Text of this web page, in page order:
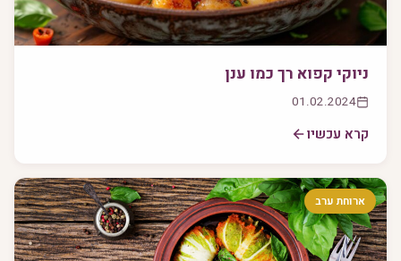
ניוקי קפוא רך כמו ענן
01.02.2024
קרא עכשיו
ארוחת ערב